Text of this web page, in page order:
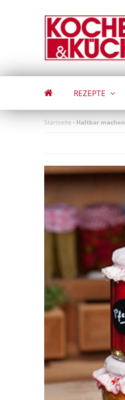
REZEPTE
Startseite -Haltbar machen